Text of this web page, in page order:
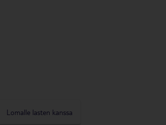
Lomalle lasten kanssa